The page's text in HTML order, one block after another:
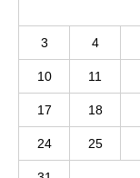
3 4
10 11
17 18
24 25